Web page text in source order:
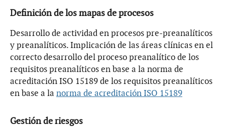
Definición de los mapas de procesos
Desarrollo de actividad en procesos pre-preanalíticos
y preanalíticos. Implicación de las áreas clínicas en el
correcto desarrollo del proceso preanalítico de los
requisitos preanalíticos en base a la norma de
acreditación ISO 15189 de los requisitos preanalíticos
en base a la norma de acreditación ISO 15189
Gestión de riesgos